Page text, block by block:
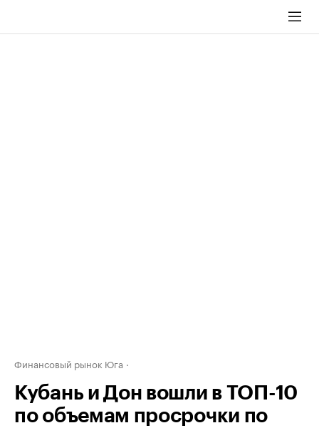
Финансовый рынок Юга
Кубань и Дон вошли в ТОП-10
по объемам просрочки по